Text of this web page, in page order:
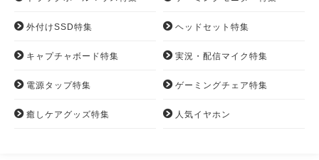
外付けSSD特集
キャプチャボード特集
電源タップ特集
癒しケアグッズ特集
ヘッドセット特集
実況・配信マイク特集
ゲーミングチェア特集
人気イヤホン